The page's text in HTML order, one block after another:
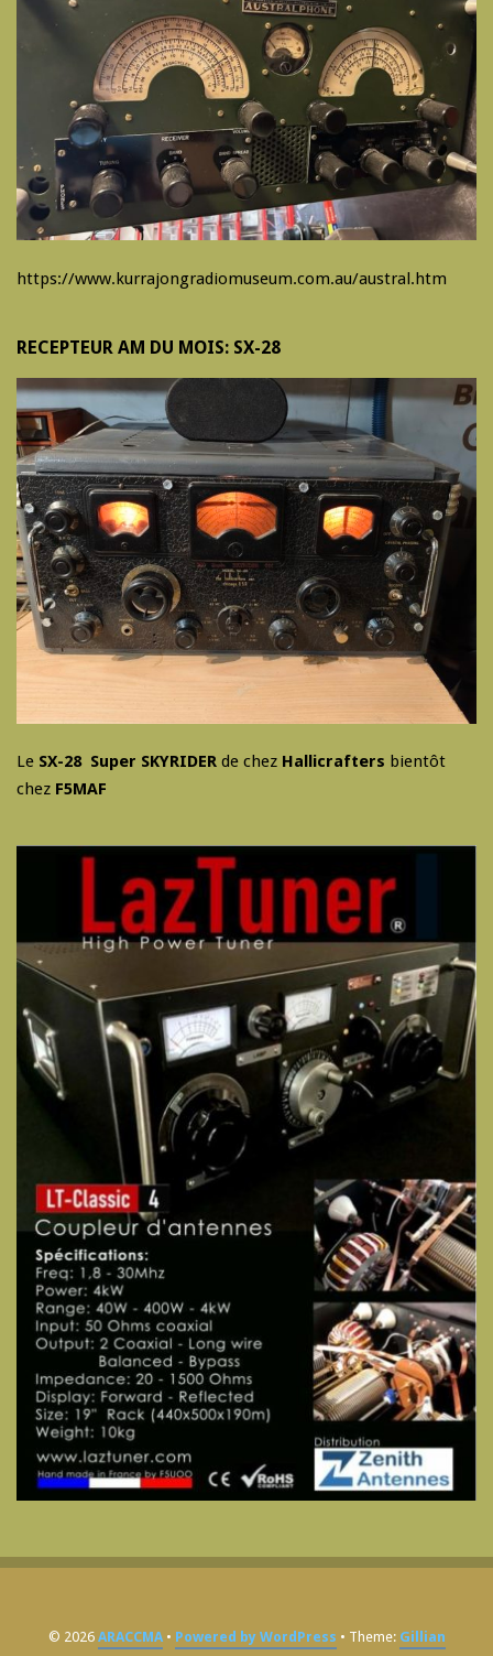
https://www.kurrajongradiomuseum.com.au/austral.htm
RECEPTEUR AM DU MOIS: SX-28
Le SX-28 Super SKYRIDER de chez Hallicrafters bientôt
chez F5MAF
© 2026 ARACCMA Powered by WordPress Theme: Gillian